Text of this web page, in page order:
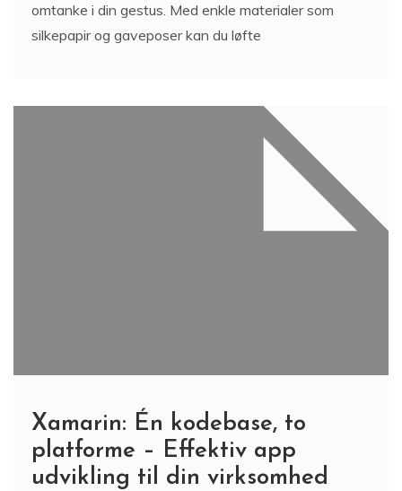
omtanke i din gestus. Med enkle materialer som
silkepapir og gaveposer kan du løfte
Xamarin: Én kodebase, to
platforme – Effektiv app
udvikling til din virksomhed